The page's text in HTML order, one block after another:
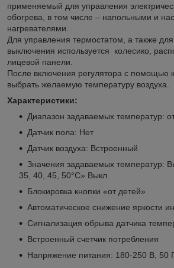
применяемый для управления
обогрева, в том числе – напольными и
нагревателями.
Для управления термостатом, а также
выключения используется колесико,
лицевой панели.
После включения регулятора с помощью
выбрать желаемую температуру воздуха.
Характеристики:
Диапазон задаваемых температур:
Датчик пола: Нет
Датчик воздуха: Встроенный
Значения задаваемых температур:
35, 40, 45, 50°С» Выкл
Блокировка кнопки «от детей»
Автоматическое снижение яркости
Сигнализация обрыва датчика
Встроенный счетчик потребления
Напряжение питания: 180-250 В, 50